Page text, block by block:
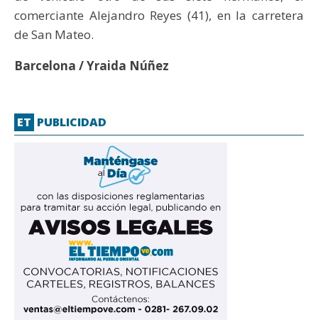
comerciante Alejandro Reyes (41), en la carretera
de San Mateo.
Barcelona / Yraida Núñez
ET PUBLICIDAD